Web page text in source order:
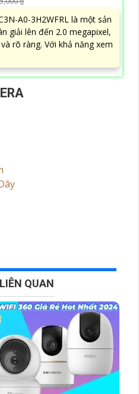
A0-3H2WFRL là một sản
giải lên đến 2.0 megapixel,
rõ ràng. Với khả năng xem
QUAN